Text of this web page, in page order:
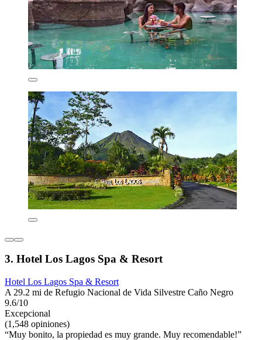
3. Hotel Los Lagos Spa & Resort
Hotel Los Lagos Spa & Resort
A 29.2 mi de Refugio Nacional de Vida Silvestre Caño Negro
9.6/10
Excepcional
(1,548 opiniones)
“Muy bonito, la propiedad es muy grande. Muy recomendable!”